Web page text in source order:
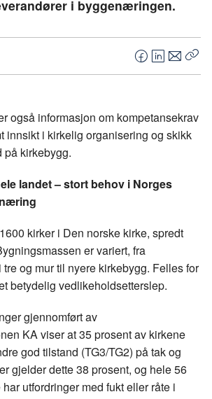
i byggenæringen.
F
a
e
b
k
L
i
k
e
n
E
-
o
s
også informasjon om kompetansekrav
innsikt i kirkelig organisering og skikk
på kirkebygg.
landet – stort behov i Norges
kirker i Den norske kirke, spredt
er variert, fra
og mur til nyere kirkebygg. Felles for
betydelig vedlikeholdsetterslep.
gjennomført av
KA viser at 35 prosent av kirkene
god tilstand (TG3/TG2) på tak og
gjelder dette 38 prosent, og hele 56
utfordringer med fukt eller råte i